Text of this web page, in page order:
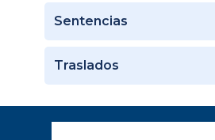
Sentencias
Traslados